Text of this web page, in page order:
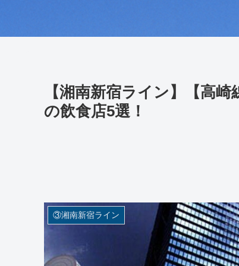
【湘南新宿ライン】【高
の飲食店5選！
③湘南新宿ライン